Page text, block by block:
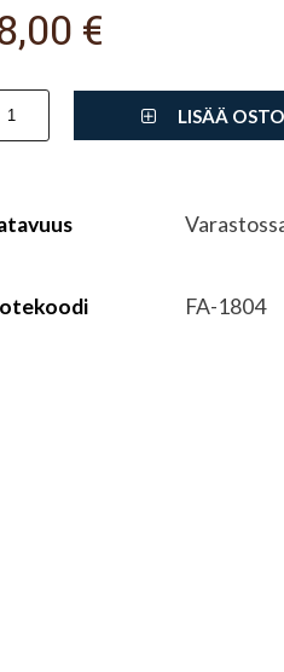
€
LISÄÄ
FA-1804